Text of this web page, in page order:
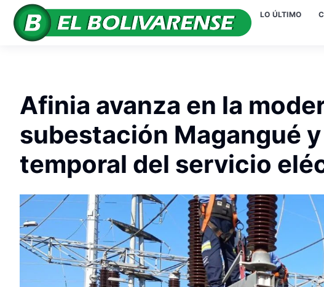
LO ÚLTIMO
Afinia avanza en la
subestación Magangué
temporal del servicio